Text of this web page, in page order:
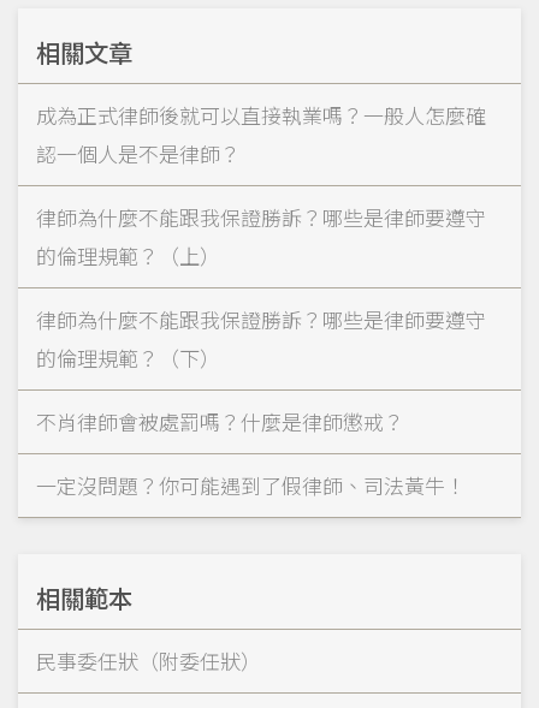
相關文章
成為正式律師後就可以直接執業嗎？一般人怎麼確
認一個人是不是律師？
律師為什麼不能跟我保證勝訴？哪些是律師要遵守
的倫理規範？（上）
律師為什麼不能跟我保證勝訴？哪些是律師要遵守
的倫理規範？（下）
不肖律師會被處罰嗎？什麼是律師懲戒？
一定沒問題？你可能遇到了假律師、司法黃牛！
相關範本
民事委任狀（附委任狀）